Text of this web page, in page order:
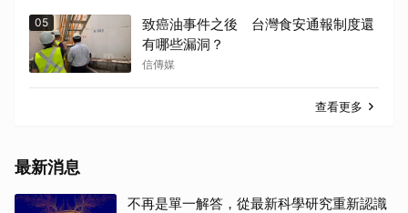
05
致癌油事件之後 台灣食安通報制度還
有哪些漏洞？
信傳媒
查看更多
最新消息
不再是單一解答，從最新科學研究重新認識